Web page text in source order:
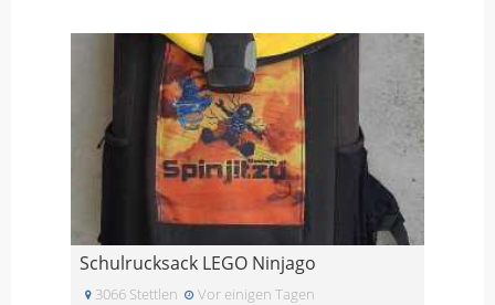
Schulrucksack LEGO Ninjago
3066 Stettlen Vor einigen Tagen